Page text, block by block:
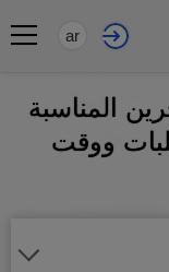
ar
المناسبة
ووقت